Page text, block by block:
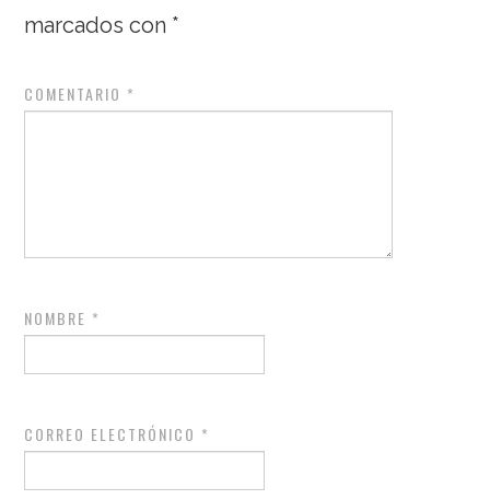
marcados con *
COMENTARIO *
NOMBRE *
CORREO ELECTRÓNICO *